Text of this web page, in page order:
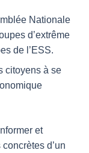
Nationale
d’extrême
de l’ESS.
citoyens à se
et
d’un